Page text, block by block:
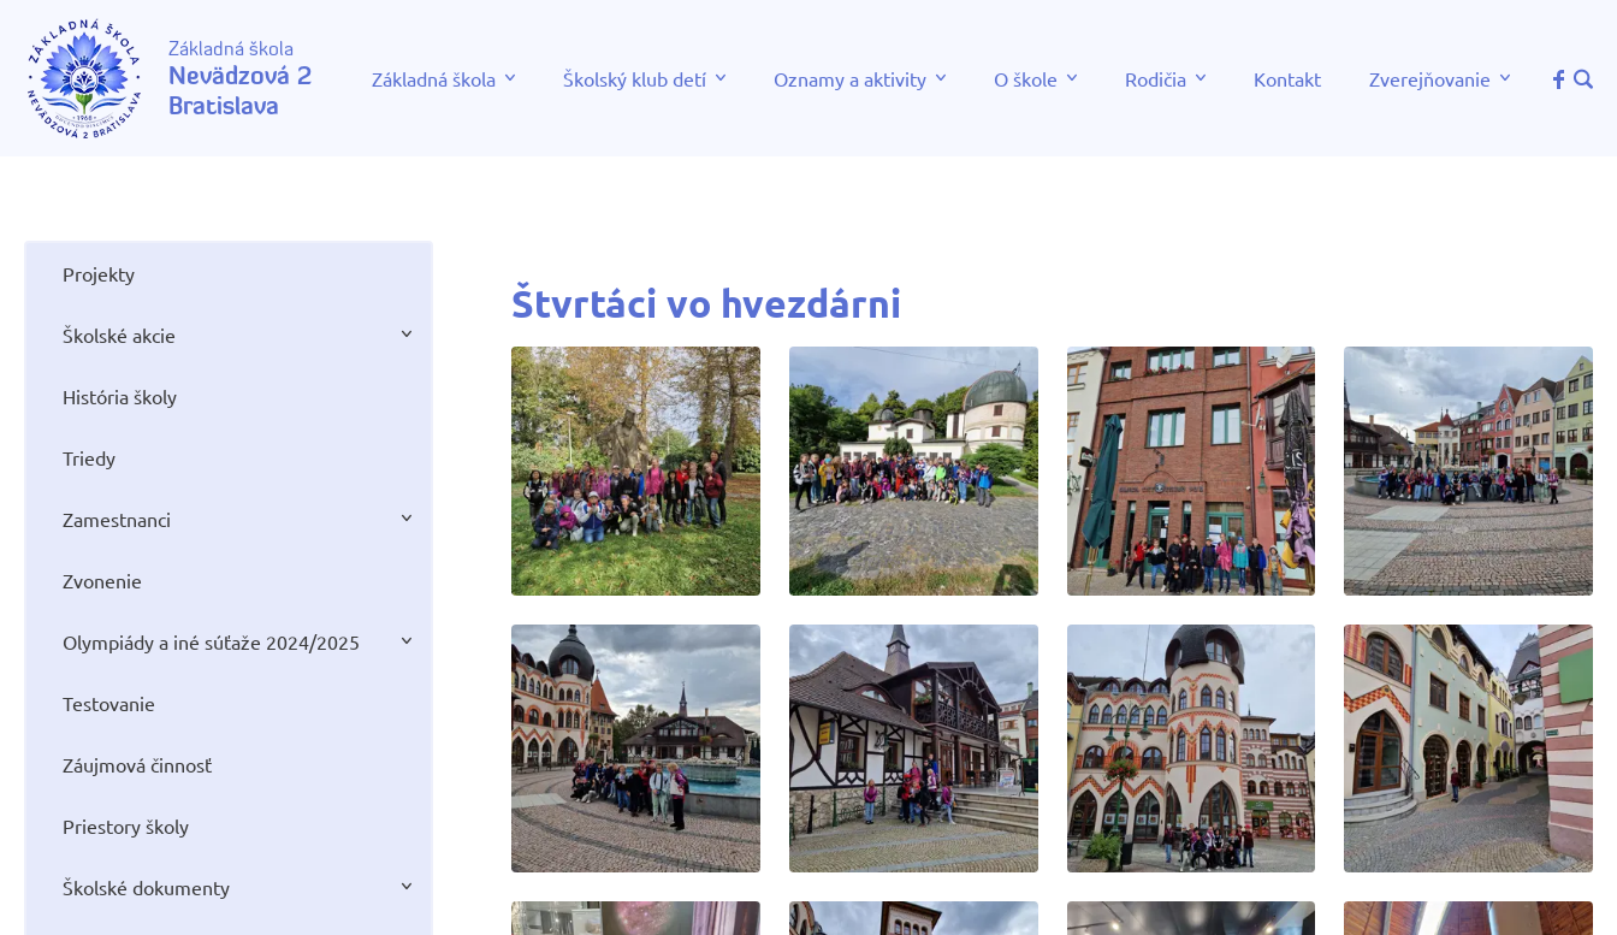
Základná škola
Nevädzová 2
Bratislava
Základná škola Školský klub detí Oznamy a aktivity O škole Rodičia Kontakt Zverejňovanie
Štvrtáci vo hvezdárni
Projekty
Školské akcie
História školy
Triedy
Zamestnanci
Zvonenie
Olympiády a iné súťaže 2024/2025
Testovanie
Záujmová činnosť
Priestory školy
Školské dokumenty